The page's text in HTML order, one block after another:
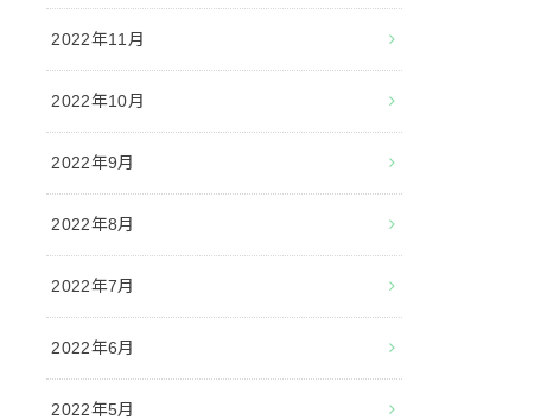
2022年11月
2022年10月
2022年9月
2022年8月
2022年7月
2022年6月
2022年5月